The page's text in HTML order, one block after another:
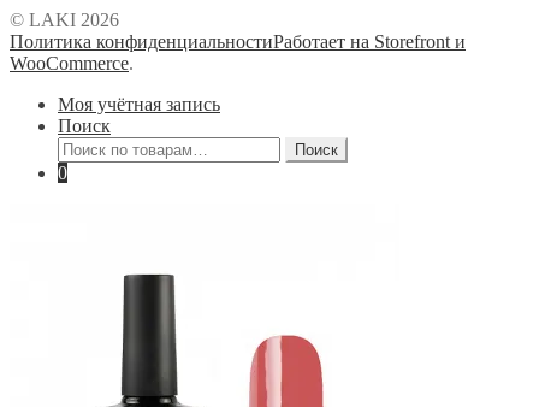
© LAKI 2026
Политика конфиденциальностиРаботает на Storefront и
WooCommerce.
Моя учётная запись
Поиск
Искать:
Поиск
0